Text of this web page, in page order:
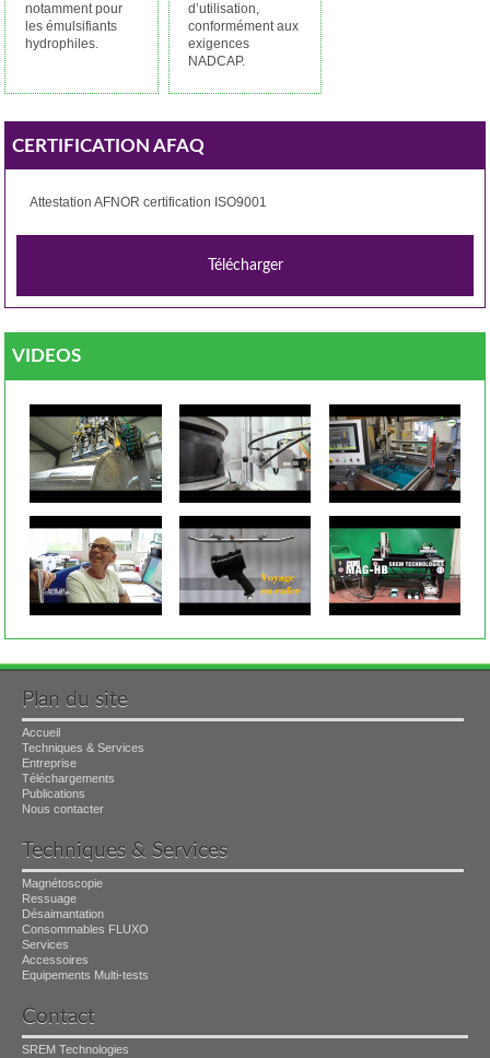
notamment pour
les émulsifiants
hydrophiles.
d’utilisation,
conformément aux
exigences
NADCAP.
CERTIFICATION AFAQ
Attestation AFNOR certification ISO9001
VIDEOS
Plan du site
Accueil
Techniques & Services
Entreprise
Téléchargements
Publications
Nous contacter
Techniques & Services
Magnétoscopie
Ressuage
Désaimantation
Consommables FLUXO
Services
Accessoires
Equipements Multi-tests
Contact
SREM Technologies